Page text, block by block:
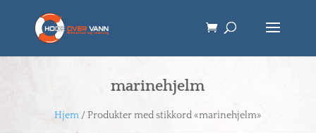
marinehjelm
Hjem/ Produkter med stikkord «marinehjelm»